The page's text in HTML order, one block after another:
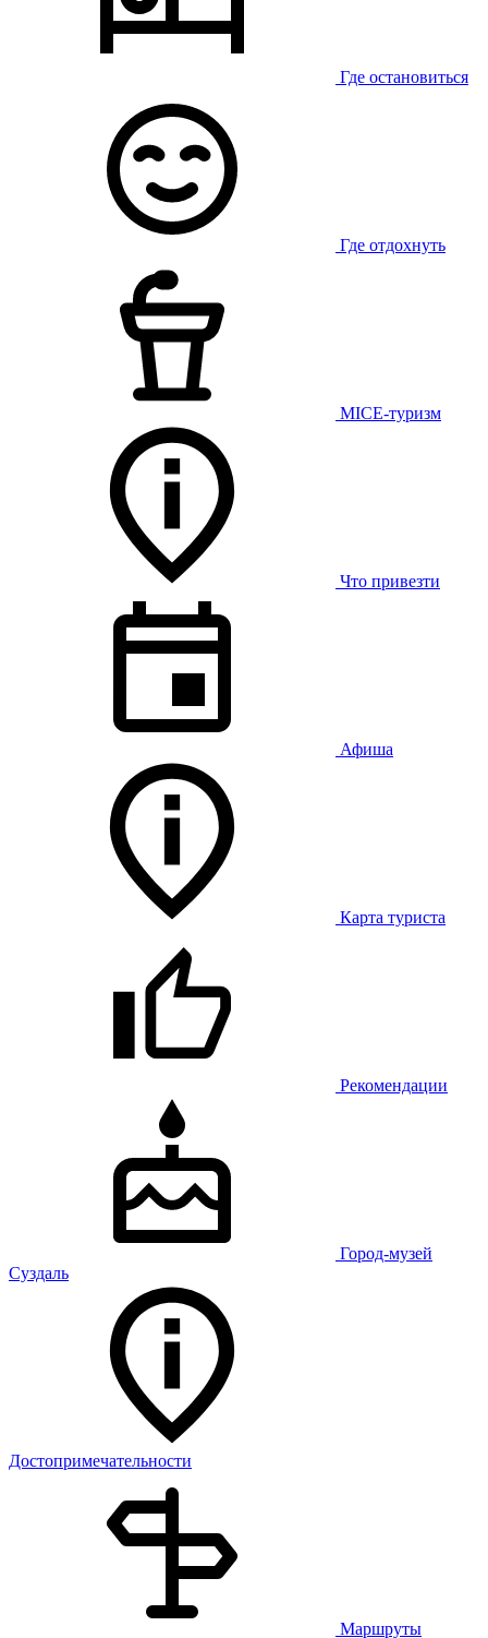
Где остановиться
Где отдохнуть
MICE-туризм
Что привезти
Афиша
Карта туриста
Рекомендации
Город-музей
Суздаль
Достопримечательности
Маршруты